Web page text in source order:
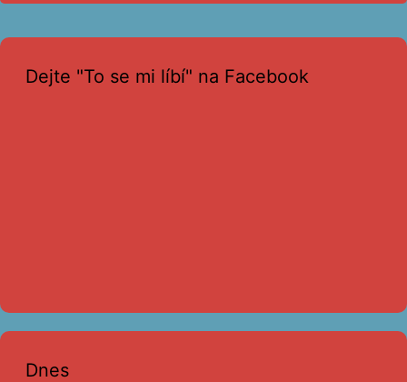
Dejte "To se mi líbí" na Facebook
Dnes